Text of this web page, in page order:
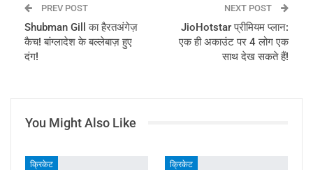
PREV POST
Shubman Gill का हैरतअंगेज़
कैच! बांग्लादेश के बल्लेबाज़ हुए
दंग!
NEXT POST
JioHotstar प्रीमियम प्लान:
एक ही अकाउंट पर 4 लोग एक
साथ देख सकते हैं!
You Might Also Like
क्रिकेट क्रिकेट